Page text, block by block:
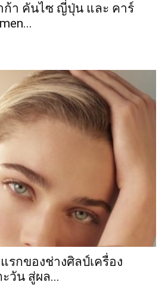
ก้า คันไซ ญี่ปุ่น และ คาร์
รกของช่างศิลป์เครื่อง
วัน สู่ผล...